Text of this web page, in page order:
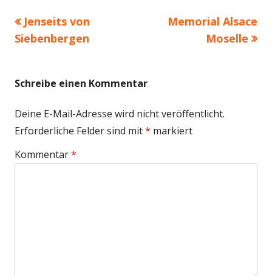
Beitragsnavigation
Vorheriger
Beitrag:
Jenseits von
Siebenbergen
Nächster
Beitrag
Memorial Alsace
Moselle
Schreibe einen Kommentar
Deine E-Mail-Adresse wird nicht veröffentlicht.
Erforderliche Felder sind mit* markiert
Kommentar*